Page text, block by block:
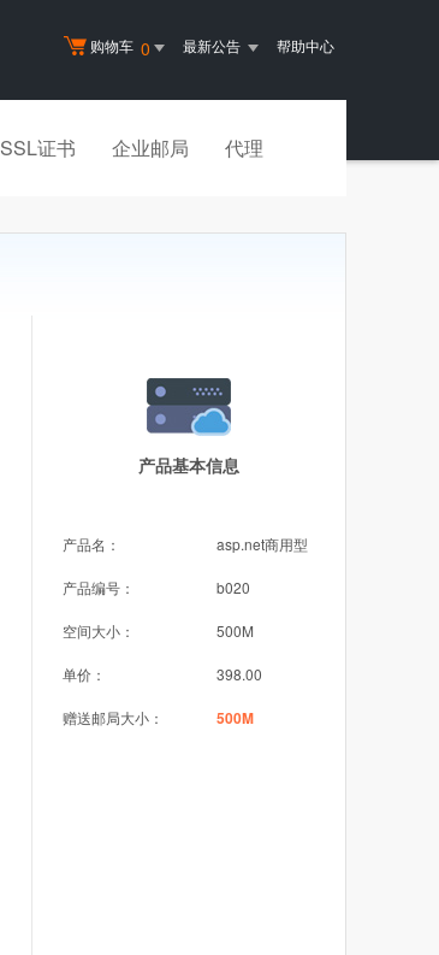
购物车 0 最新公告 帮助中心
SSL证书 企业邮局 代理
产品基本信息
产品名： asp.net商用型
产品编号： b020
空间大小： 500M
单价： 398.00
赠送邮局大小： 500M